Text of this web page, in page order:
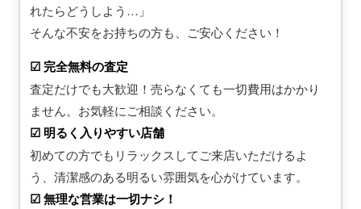
れたらどうしよう…」
そんな不安をお持ちの方も、ご安心ください！
☑ 完全無料の査定
査定だけでも大歓迎！売らなくても一切費用はかかり
ません。お気軽にご相談ください。
☑ 明るく入りやすい店舗
初めての方でもリラックスしてご来店いただけるよ
う、清潔感のある明るい雰囲気を心がけています。
☑ 無理な営業は一切ナシ！